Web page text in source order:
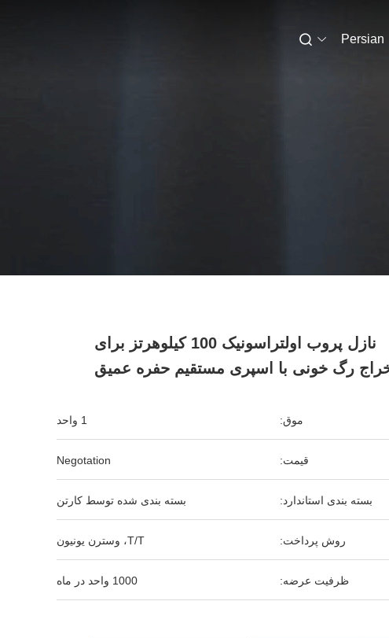
Persian
نازل پروب اولتراسونیک 100 کیلوهرتز برای
رگ خونی با اسپری مستقیم حفره عمیق
موق: 1 واحد
قیمت: Negotation
بسته بندی استاندارد: بسته بندی شده توسط کارتن
روش پرداخت: T/T، وسترن یونیون
ظرفیت عرضه: 1000 واحد در ماه